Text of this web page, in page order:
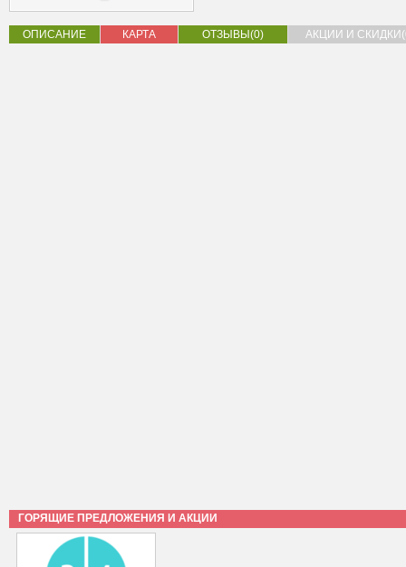
ОПИСАНИЕ КАРТА ОТЗЫВЫ(0) АКЦИИ И
ГОРЯЩИЕ ПРЕДЛОЖЕНИЯ И АКЦИИ